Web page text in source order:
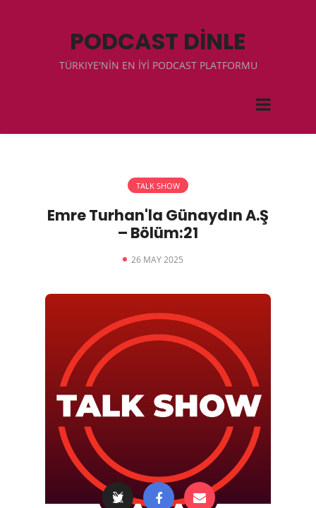
PODCAST DİNLE
TÜRKIYE'NİN EN İYİ PODCAST PLATFORMU
TALK SHOW
Emre Turhan'la Günaydın A.Ş
– Bölüm:21
26 MAY 2025